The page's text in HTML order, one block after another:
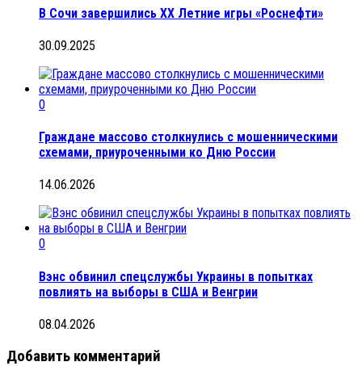
В Сочи завершились ХX Летние игры «Роснефти»
30.09.2025
0
Граждане массово столкнулись с мошенническими
схемами, приуроченными ко Дню России
14.06.2026
0
Вэнс обвинил спецслужбы Украины в попытках
повлиять на выборы в США и Венгрии
08.04.2026
Добавить комментарий